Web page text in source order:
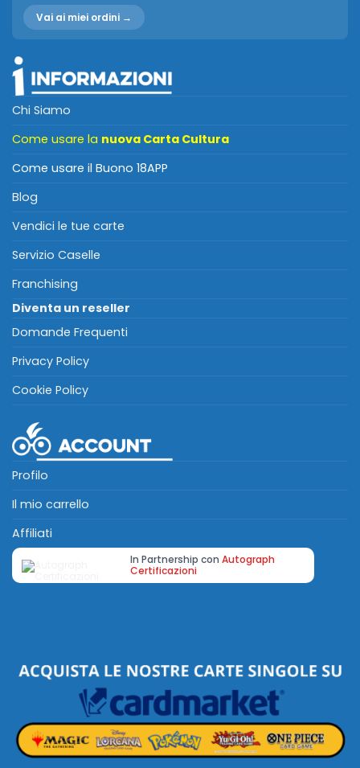
Vai ai miei ordini →
Chi Siamo
Come usare la nuova Carta Cultura
Come usare il Buono 18APP
Blog
Vendici le tue carte
Servizio Caselle
Franchising
Diventa un reseller
Domande Frequenti
Privacy Policy
Cookie Policy
Profilo
Il mio carrello
Affiliati
In Partnership con Autograph
Certificazioni